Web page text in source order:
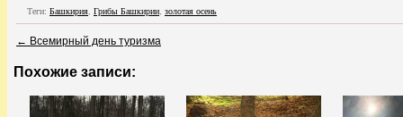
Теги: Башкирия, Грибы Башкирии, золотая осень
← Всемирный день туризма
Похожие записи: